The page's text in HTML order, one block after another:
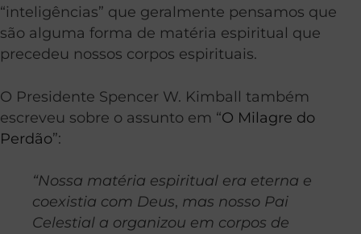
“inteligências” que geralmente pensamos que
são alguma forma de matéria espiritual que
precedeu nossos corpos espirituais.
O Presidente Spencer W. Kimball também
escreveu sobre o assunto em “O Milagre do
Perdão”:
“Nossa matéria espiritual era eterna e
coexistia com Deus, mas nosso Pai
Celestial a organizou em corpos de